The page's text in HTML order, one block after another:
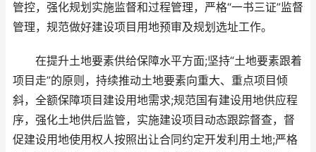
管控，强化规划实施监督和过程管理，严格“一书三证”监督
管理，规范做好建设项目用地预审及规划选址工作。
在提升土地要素供给保障水平方面;坚持“土地要素跟着
项目走”的原则，持续推动土地要素向重大、重点项目倾
斜，全额保障项目建设用地需求;规范国有建设用地供应程
序，强化土地供后监管，实施建设项目动态跟踪督查，督
促建设用地使用权人按照出让合同约定开发利用土地;严格